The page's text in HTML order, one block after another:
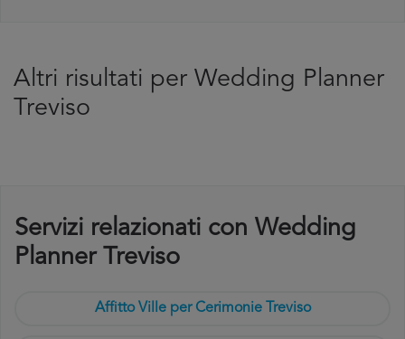
Altri risultati per Wedding Planner
Treviso
Servizi relazionati con Wedding
Planner Treviso
Affitto Ville per Cerimonie Treviso